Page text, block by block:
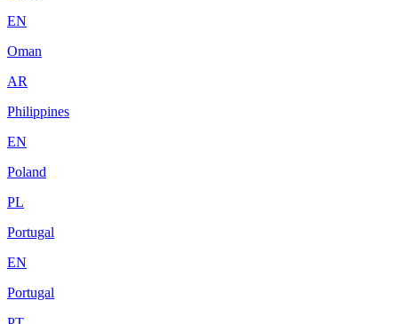
EN
Oman
AR
Philippines
EN
Poland
PL
Portugal
EN
Portugal